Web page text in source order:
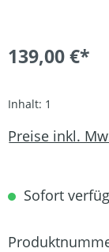
139,00 €*
Inhalt: 1
Preise inkl.
Sofort